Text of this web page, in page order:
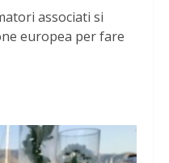
associati si
europea per fare